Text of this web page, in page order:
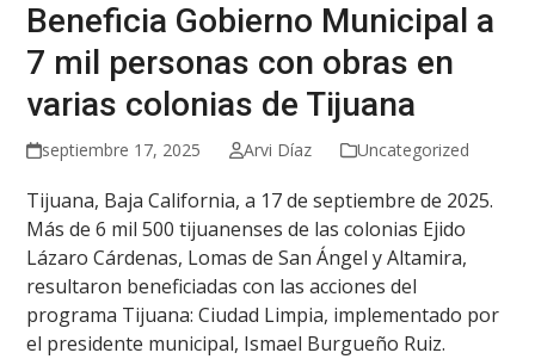
Beneficia Gobierno Municipal a
7 mil personas con obras en
varias colonias de Tijuana
septiembre 17, 2025 Arvi Díaz Uncategorized
Tijuana, Baja California, a 17 de septiembre de 2025.
Más de 6 mil 500 tijuanenses de las colonias Ejido
Lázaro Cárdenas, Lomas de San Ángel y Altamira,
resultaron beneficiadas con las acciones del
programa Tijuana: Ciudad Limpia, implementado por
el presidente municipal, Ismael Burgueño Ruiz.